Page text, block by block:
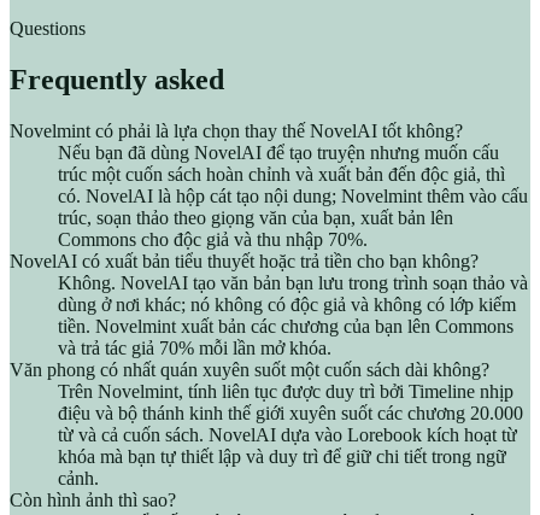
Questions
Frequently asked
Novelmint có phải là lựa chọn thay thế NovelAI tốt không?
Nếu bạn đã dùng NovelAI để tạo truyện nhưng muốn cấu
trúc một cuốn sách hoàn chỉnh và xuất bản đến độc giả, thì
có. NovelAI là hộp cát tạo nội dung; Novelmint thêm vào cấu
trúc, soạn thảo theo giọng văn của bạn, xuất bản lên
Commons cho độc giả và thu nhập 70%.
NovelAI có xuất bản tiểu thuyết hoặc trả tiền cho bạn không?
Không. NovelAI tạo văn bản bạn lưu trong trình soạn thảo và
dùng ở nơi khác; nó không có độc giả và không có lớp kiếm
tiền. Novelmint xuất bản các chương của bạn lên Commons
và trả tác giả 70% mỗi lần mở khóa.
Văn phong có nhất quán xuyên suốt một cuốn sách dài không?
Trên Novelmint, tính liên tục được duy trì bởi Timeline nhịp
điệu và bộ thánh kinh thế giới xuyên suốt các chương 20.000
từ và cả cuốn sách. NovelAI dựa vào Lorebook kích hoạt từ
khóa mà bạn tự thiết lập và duy trì để giữ chi tiết trong ngữ
cảnh.
Còn hình ảnh thì sao?